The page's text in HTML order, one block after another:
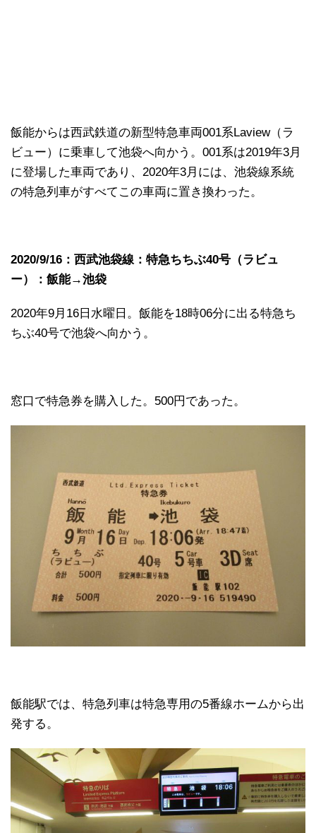
飯能からは西武鉄道の新型特急車両001系Laview（ラ
ビュー）に乗車して池袋へ向かう。001系は2019年3月
に登場した車両であり、2020年3月には、池袋線系統
の特急列車がすべてこの車両に置き換わった。
2020/9/16：西武池袋線：特急ちちぶ40号（ラビュ
ー）：飯能→池袋
2020年9月16日水曜日。飯能を18時06分に出る特急ち
ちぶ40号で池袋へ向かう。
窓口で特急券を購入した。500円であった。
飯能駅では、特急列車は特急専用の5番線ホームから出
発する。